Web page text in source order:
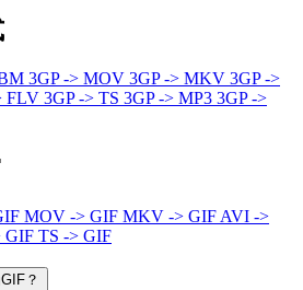
3GP -> MOV 3GP -> MKV 3GP ->
FLV 3GP -> TS 3GP -> MP3 3GP ->
MOV -> GIF MKV -> GIF AVI ->
GIF TS -> GIF
？